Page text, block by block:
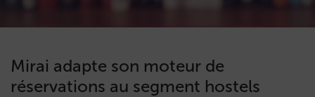
Mirai adapte son moteur de
réservations au segment hostels